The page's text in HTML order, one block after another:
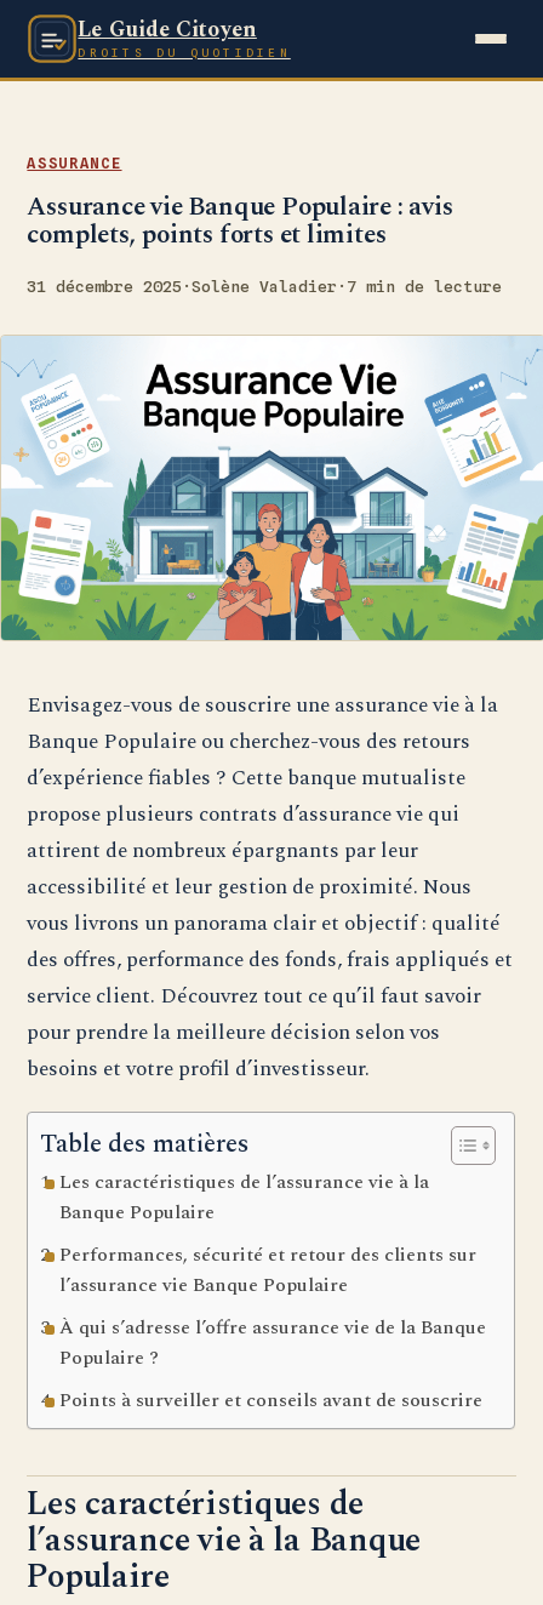
Le Guide Citoyen
DROITS DU QUOTIDIEN
ASSURANCE
Assurance vie Banque Populaire : avis
complets, points forts et limites
31 décembre 2025 ·Solène Valadier · 7 min de lecture
Envisagez-vous de souscrire une assurance vie à la
Banque Populaire ou cherchez-vous des retours
d’expérience fiables ? Cette banque mutualiste
propose plusieurs contrats d’assurance vie qui
attirent de nombreux épargnants par leur
accessibilité et leur gestion de proximité. Nous
vous livrons un panorama clair et objectif : qualité
des offres, performance des fonds, frais appliqués et
service client. Découvrez tout ce qu’il faut savoir
pour prendre la meilleure décision selon vos
besoins et votre profil d’investisseur.
Table des matières
Les caractéristiques de l’assurance vie à la
Banque Populaire
Performances, sécurité et retour des clients sur
l’assurance vie Banque Populaire
À qui s’adresse l’offre assurance vie de la Banque
Populaire ?
Points à surveiller et conseils avant de souscrire
Les caractéristiques de
l’assurance vie à la Banque
Populaire